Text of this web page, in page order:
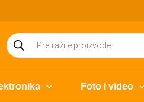
Products
search
Foto i video